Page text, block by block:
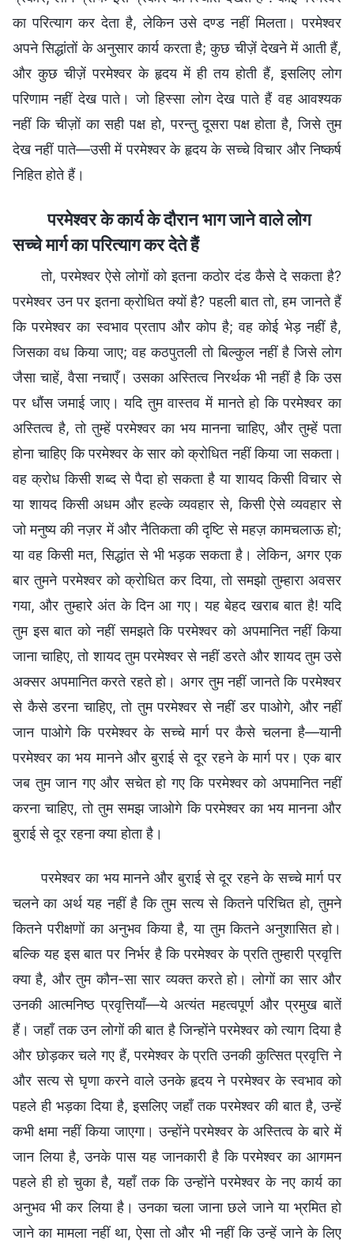
का परित्याग कर देता है, लेकिन उसे दण्ड नहीं मिलता। परमेश्वर
अपने सिद्धांतों के अनुसार कार्य करता है; कुछ चीज़ें देखने में आती हैं,
और कुछ चीज़ें परमेश्वर के हृदय में ही तय होती हैं, इसलिए लोग
परिणाम नहीं देख पाते। जो हिस्सा लोग देख पाते हैं वह आवश्यक
नहीं कि चीज़ों का सही पक्ष हो, परन्तु दूसरा पक्ष होता है, जिसे तुम
देख नहीं पाते—उसी में परमेश्वर के हृदय के सच्चे विचार और निष्कर्ष
निहित होते हैं।
परमेश्वर के कार्य के दौरान भाग जाने वाले लोग
सच्चे मार्ग का परित्याग कर देते हैं
तो, परमेश्वर ऐसे लोगों को इतना कठोर दंड कैसे दे सकता है?
परमेश्वर उन पर इतना क्रोधित क्यों है? पहली बात तो, हम जानते हैं
कि परमेश्वर का स्वभाव प्रताप और कोप है; वह कोई भेड़ नहीं है,
जिसका वध किया जाए; वह कठपुतली तो बिल्कुल नहीं है जिसे लोग
जैसा चाहें, वैसा नचाएँ। उसका अस्तित्व निरर्थक भी नहीं है कि उस
पर धौंस जमाई जाए। यदि तुम वास्तव में मानते हो कि परमेश्वर का
अस्तित्व है, तो तुम्हें परमेश्वर का भय मानना चाहिए, और तुम्हें पता
होना चाहिए कि परमेश्वर के सार को क्रोधित नहीं किया जा सकता।
वह क्रोध किसी शब्द से पैदा हो सकता है या शायद किसी विचार से
या शायद किसी अधम और हल्के व्यवहार से, किसी ऐसे व्यवहार से
जो मनुष्य की नज़र में और नैतिकता की दृष्टि से महज़ कामचलाऊ हो;
या वह किसी मत, सिद्धांत से भी भड़क सकता है। लेकिन, अगर एक
बार तुमने परमेश्वर को क्रोधित कर दिया, तो समझो तुम्हारा अवसर
गया, और तुम्हारे अंत के दिन आ गए। यह बेहद खराब बात है! यदि
तुम इस बात को नहीं समझते कि परमेश्वर को अपमानित नहीं किया
जाना चाहिए, तो शायद तुम परमेश्वर से नहीं डरते और शायद तुम उसे
अक्सर अपमानित करते रहते हो। अगर तुम नहीं जानते कि परमेश्वर
से कैसे डरना चाहिए, तो तुम परमेश्वर से नहीं डर पाओगे, और नहीं
जान पाओगे कि परमेश्वर के सच्चे मार्ग पर कैसे चलना है—यानी
परमेश्वर का भय मानने और बुराई से दूर रहने के मार्ग पर। एक बार
जब तुम जान गए और सचेत हो गए कि परमेश्वर को अपमानित नहीं
करना चाहिए, तो तुम समझ जाओगे कि परमेश्वर का भय मानना और
बुराई से दूर रहना क्या होता है।
परमेश्वर का भय मानने और बुराई से दूर रहने के सच्चे मार्ग पर
चलने का अर्थ यह नहीं है कि तुम सत्य से कितने परिचित हो, तुमने
कितने परीक्षणों का अनुभव किया है, या तुम कितने अनुशासित हो।
बल्कि यह इस बात पर निर्भर है कि परमेश्वर के प्रति तुम्हारी प्रवृत्ति
क्या है, और तुम कौन-सा सार व्यक्त करते हो। लोगों का सार और
उनकी आत्मनिष्ठ प्रवृत्तियाँ—ये अत्यंत महत्वपूर्ण और प्रमुख बातें
हैं। जहाँ तक उन लोगों की बात है जिन्होंने परमेश्वर को त्याग दिया है
और छोड़कर चले गए हैं, परमेश्वर के प्रति उनकी कुत्सित प्रवृत्ति ने
और सत्य से घृणा करने वाले उनके हृदय ने परमेश्वर के स्वभाव को
पहले ही भड़का दिया है, इसलिए जहाँ तक परमेश्वर की बात है, उन्हें
कभी क्षमा नहीं किया जाएगा। उन्होंने परमेश्वर के अस्तित्व के बारे में
जान लिया है, उनके पास यह जानकारी है कि परमेश्वर का आगमन
पहले ही हो चुका है, यहाँ तक कि उन्होंने परमेश्वर के नए कार्य का
अनुभव भी कर लिया है। उनका चला जाना छले जाने या भ्रमित हो
जाने का मामला नहीं था, ऐसा तो और भी नहीं कि उन्हें जाने के लिए